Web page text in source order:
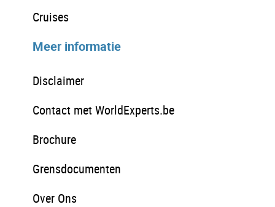
Cruises
Meer informatie
Disclaimer
Contact met WorldExperts.be
Brochure
Grensdocumenten
Over Ons